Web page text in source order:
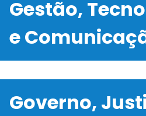
Gestão,
e
Governo,